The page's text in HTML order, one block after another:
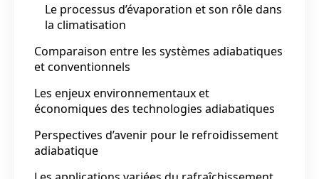
Le processus d’évaporation et son rôle dans
la climatisation
Comparaison entre les systèmes adiabatiques
et conventionnels
Les enjeux environnementaux et
économiques des technologies adiabatiques
Perspectives d’avenir pour le refroidissement
adiabatique